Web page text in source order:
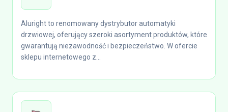
Aluright to renomowany dystrybutor automatyki
drzwiowej, oferujący szeroki asortyment produktów, które
gwarantują niezawodność i bezpieczeństwo. W ofercie
sklepu internetowego z...